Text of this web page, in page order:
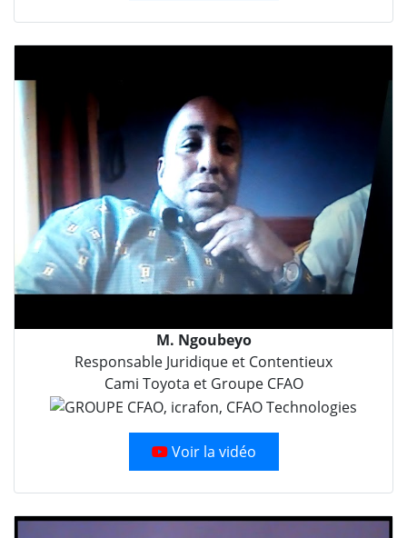
M. Ngoubeyo
Responsable Juridique et Contentieux
Cami Toyota et Groupe CFAO
Voir la vidéo